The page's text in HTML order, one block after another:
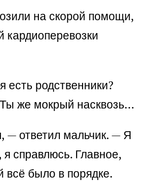
на скорой помощи,
кардиоперевозки
есть родственники?
же мокрый насквозь…
— ответил мальчик. — Я
справлюсь. Главное,
было в порядке.